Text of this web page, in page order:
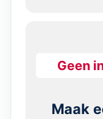
Geen
Maak